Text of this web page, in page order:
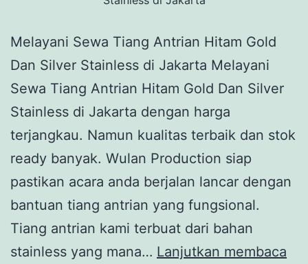
Melayani Sewa Tiang Antrian Hitam Gold
Dan Silver Stainless di Jakarta Melayani
Sewa Tiang Antrian Hitam Gold Dan Silver
Stainless di Jakarta dengan harga
terjangkau. Namun kualitas terbaik dan stok
ready banyak. Wulan Production siap
pastikan acara anda berjalan lancar dengan
bantuan tiang antrian yang fungsional.
Tiang antrian kami terbuat dari bahan
stainless yang mana… Lanjutkan membaca